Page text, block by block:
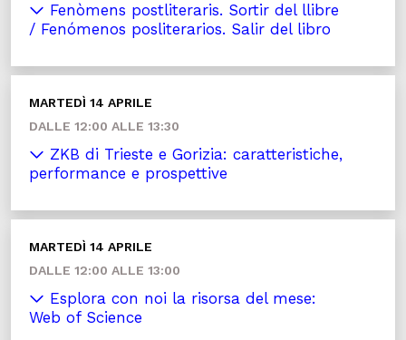
Fenòmens postliteraris. Sortir del llibre
/ Fenómenos posliterarios. Salir del libro
MARTEDÌ 14 APRILE
DALLE 12:00 ALLE 13:30
ZKB di Trieste e Gorizia: caratteristiche,
performance e prospettive
MARTEDÌ 14 APRILE
DALLE 12:00 ALLE 13:00
Esplora con noi la risorsa del mese:
Web of Science